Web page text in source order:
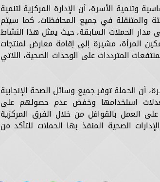
وتنمية الأسرة، أن الإدارة المركزية لتنمية
والمتنقلة في جميع المحافظات، كما سيتم
مدار الحملات السابقة، حيث يمثل هذا النشاط
المرأة، مشيرة إلى إقامة معارض لمنتجات
المترددات على الوحدات الصحية، اللاتي
أن الحملة توفر جميع وسائل الصحة الإنجابية
معدلات استخدامها وخفض عدم حصولهم على
العمل بالقوافل من خلال الفرق المركزية
الصحية المنفذ بها الحملات للتأكد من